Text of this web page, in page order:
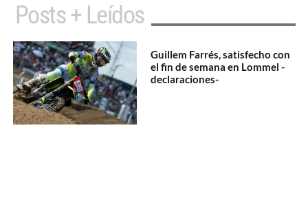
Posts + Leídos
Guillem Farrés, satisfecho con
el fin de semana en Lommel -
declaraciones-